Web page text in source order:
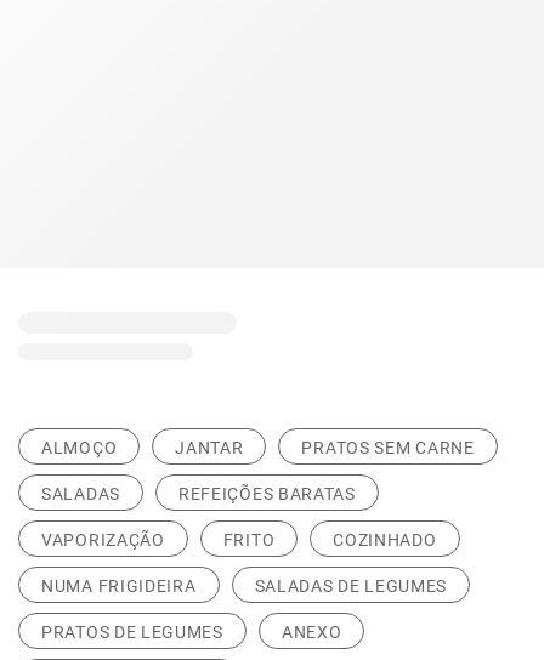
ALMOÇO JANTAR PRATOS SEM CARNE
SALADAS REFEIÇÕES BARATAS
VAPORIZAÇÃO FRITO COZINHADO
NUMA FRIGIDEIRA SALADAS DE LEGUMES
PRATOS DE LEGUMES ANEXO